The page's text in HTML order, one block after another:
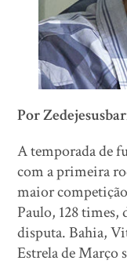
Por
A temporada de
com a primeira
maior
Paulo, 128 times,
disputa. Bahia,
Estrela de Março